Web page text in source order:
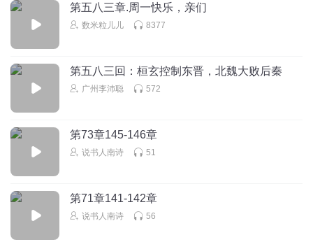
第五八三章.周一快乐，亲们
数米粒儿儿 8377
第五八三回：桓玄控制东晋，北魏大败后秦
广州李沛聪 572
第73章145-146章
说书人南诗 51
第71章141-142章
说书人南诗 56